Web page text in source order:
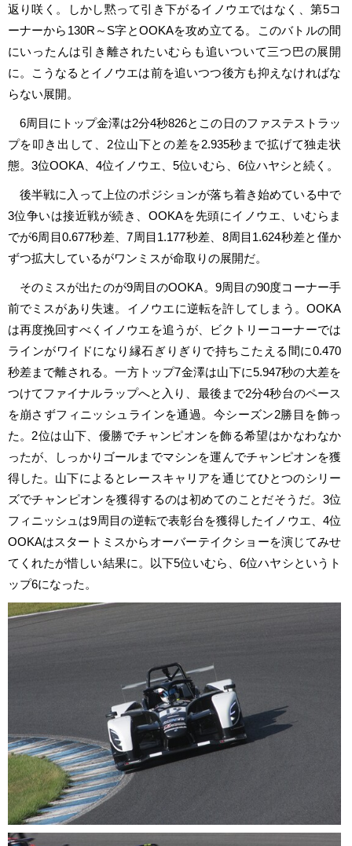
返り咲く。しかし黙って引き下がるイノウエではなく、第5コ
ーナーから130R～S字とOOKAを攻め立てる。このバトルの間
にいったんは引き離されたいむらも追いついて三つ巴の展開
に。こうなるとイノウエは前を追いつつ後方も抑えなければな
らない展開。
6周目にトップ金澤は2分4秒826とこの日のファステストラッ
プを叩き出して、2位山下との差を2.935秒まで拡げて独走状
態。3位OOKA、4位イノウエ、5位いむら、6位ハヤシと続く。
後半戦に入って上位のポジションが落ち着き始めている中で
3位争いは接近戦が続き、OOKAを先頭にイノウエ、いむらま
でが6周目0.677秒差、7周目1.177秒差、8周目1.624秒差と僅か
ずつ拡大しているがワンミスが命取りの展開だ。
そのミスが出たのが9周目のOOKA。9周目の90度コーナー手
前でミスがあり失速。イノウエに逆転を許してしまう。OOKA
は再度挽回すべくイノウエを追うが、ビクトリーコーナーでは
ラインがワイドになり縁石ぎりぎりで持ちこたえる間に0.470
秒差まで離される。一方トップ7金澤は山下に5.947秒の大差を
つけてファイナルラップへと入り、最後まで2分4秒台のペース
を崩さずフィニッシュラインを通過。今シーズン2勝目を飾っ
た。2位は山下、優勝でチャンピオンを飾る希望はかなわなか
ったが、しっかりゴールまでマシンを運んでチャンピオンを獲
得した。山下によるとレースキャリアを通じてひとつのシリー
ズでチャンピオンを獲得するのは初めてのことだそうだ。3位
フィニッシュは9周目の逆転で表彰台を獲得したイノウエ、4位
OOKAはスタートミスからオーバーテイクショーを演じてみせ
てくれたが惜しい結果に。以下5位いむら、6位ハヤシというト
ップ6になった。